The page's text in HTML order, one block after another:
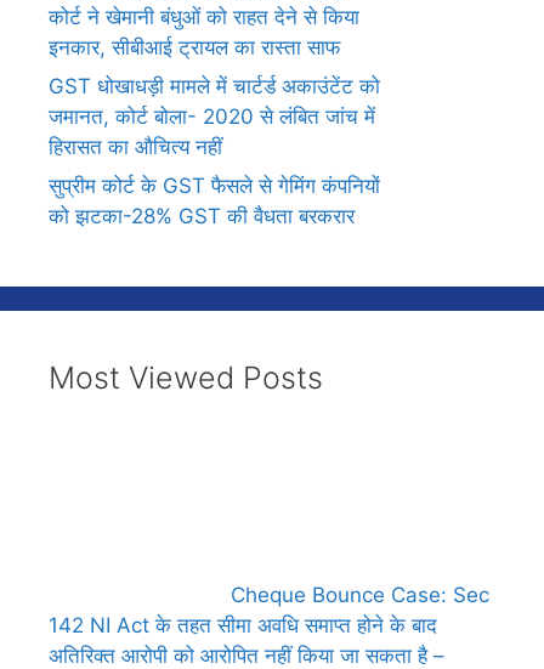
कोर्ट ने खेमानी बंधुओं को राहत देने से किया
इनकार, सीबीआई ट्रायल का रास्ता साफ
GST धोखाधड़ी मामले में चार्टर्ड अकाउंटेंट को
जमानत, कोर्ट बोला- 2020 से लंबित जांच में
हिरासत का औचित्य नहीं
सुप्रीम कोर्ट के GST फैसले से गेमिंग कंपनियों
को झटका-28% GST की वैधता बरकरार
Most Viewed Posts
Cheque Bounce Case: Sec
142 NI Act के तहत सीमा अवधि समाप्त होने के बाद
अतिरिक्त आरोपी को आरोपित नहीं किया जा सकता है –